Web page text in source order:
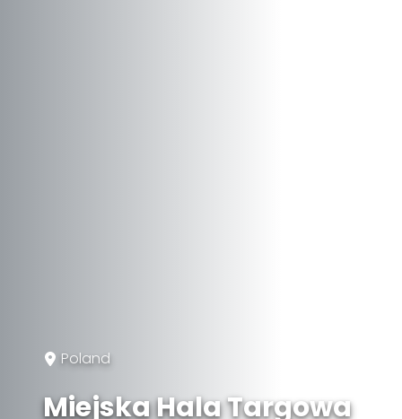
Poland
Miejska Hala Targowa